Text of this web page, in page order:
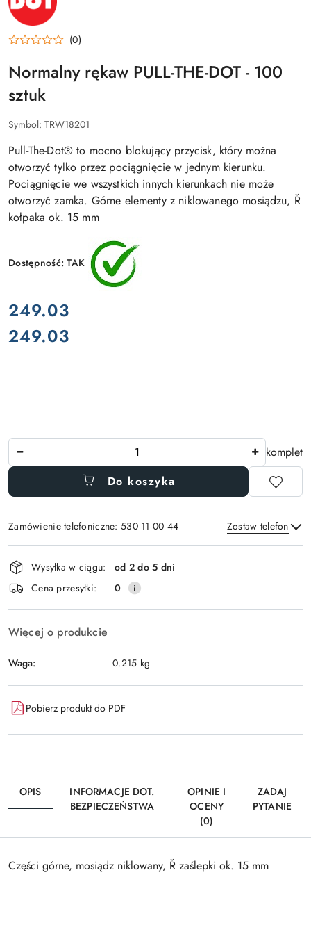
(0)
Normalny rękaw PULL-THE-DOT - 100
sztuk
Symbol: TRW18201
Pull-The-Dot® to mocno blokujący przycisk, który można
otworzyć tylko przez pociągnięcie w jednym kierunku.
Pociągnięcie we wszystkich innych kierunkach nie może
otworzyć zamka. Górne elementy z niklowanego mosiądzu, Ř
kołpaka ok. 15 mm
Dostępność:TAK
cena:
249.03
Cena:
249.03
komplet
Do koszyka
Zamówienie telefoniczne: 530 11 00 44 Zostaw telefon
Wyślij
Dostępność
i
dostawa
Wysyłka w ciągu:
od 2 do 5 dni
Cena przesyłki:
0
Więcej o produkcie
Waga: 0.215 kg
Pobierz produkt do PDF
OPIS
INFORMACJE DOT.
BEZPIECZEŃSTWA
OPINIE I
OCENY
(0)
ZADAJ
PYTANIE
Części górne, mosiądz niklowany, Ř zaślepki ok. 15 mm